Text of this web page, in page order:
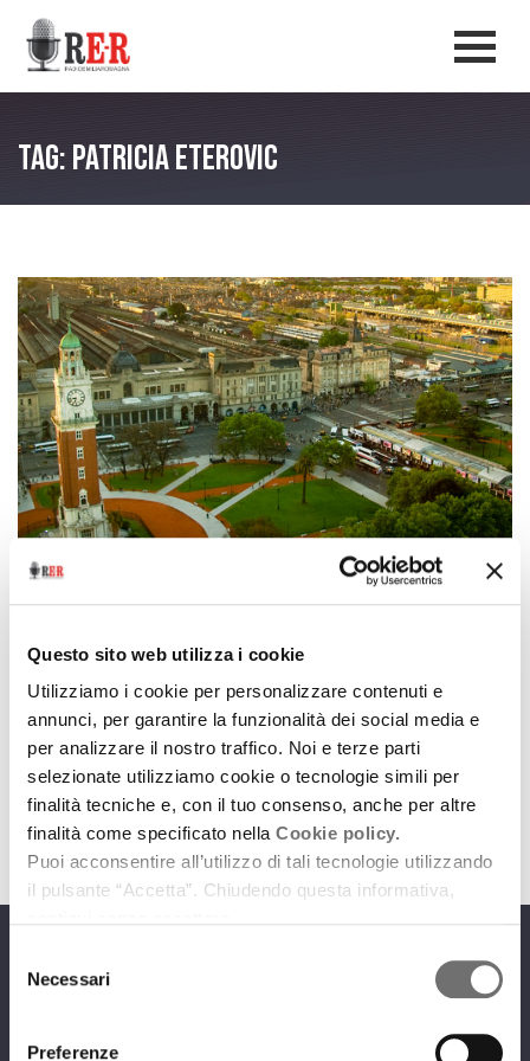
Questo sito web utilizza i cookie
Utilizziamo i cookie per personalizzare contenuti e
annunci, per garantire la funzionalità dei social media e
per analizzare il nostro traffico. Noi e terze parti
selezionate utilizziamo cookie o tecnologie simili per
finalità tecniche e, con il tuo consenso, anche per altre
finalità come specificato nella Cookie policy.
Puoi acconsentire all’utilizzo di tali tecnologie utilizzando
il pulsante “Accetta”. Chiudendo questa informativa,
delNecessari
Preferenze
Salta al contenuto principale
Tag: Patricia Eterovic
Archivio / Emilia-Romagna per il mondo
17 febbraio 2015
Intervista a Patricia Eterovic, stagista del corso di
formazione "Boomerang".
Ascolta downloadPodcast